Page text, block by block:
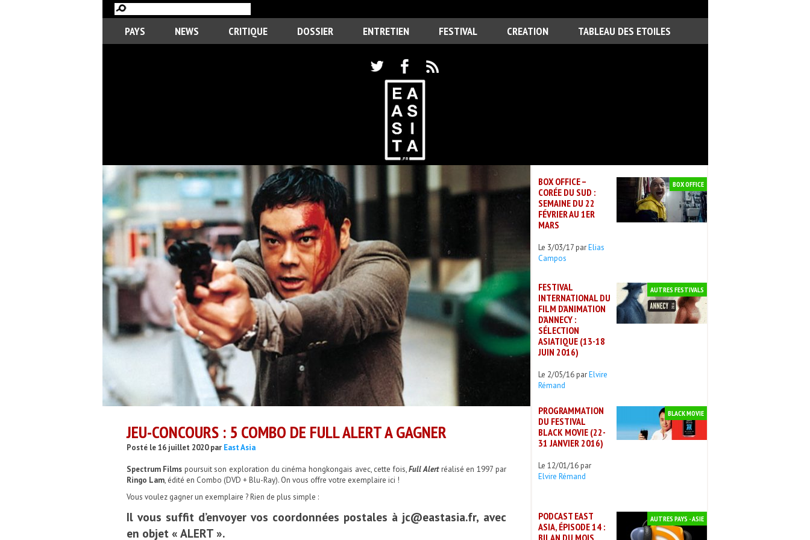
PAYS NEWS CRITIQUE DOSSIER ENTRETIEN FESTIVAL CREATION TABLEAU DES ETOILES
JEU-CONCOURS : 5 COMBO DE FULL ALERT A GAGNER
Posté le 16 juillet 2020 par East Asia
Spectrum Films poursuit son exploration du cinéma hongkongais avec, cette fois,Full Alertréalisé en 1997 par
Ringo Lam, édité en Combo (DVD + Blu-Ray). On vous offre votre exemplaire ici !
Vous voulez gagner un exemplaire ? Rien de plus simple :
Il vous suffit d’envoyer vos coordonnées postales à jc@eastasia.fr, avec
en objet « ALERT ».
BOX OFFICE –
CORÉE DU SUD :
SEMAINE DU 22
FÉVRIER AU 1ER
MARS
Le 3/03/17 parElias
Campos
BOX OFFICE
FESTIVAL
INTERNATIONAL DU
FILM D’ANIMATION
D’ANNECY :
SÉLECTION
ASIATIQUE (13-18
JUIN 2016)
Le 2/05/16 parElvire
Rémand
AUTRES FESTIVALS
PROGRAMMATION
DU FESTIVAL
BLACK MOVIE (22-
31 JANVIER 2016)
Le 12/01/16 par
Elvire Rémand
BLACK MOVIE
PODCAST EAST
ASIA, ÉPISODE 14 :
BILAN DU MOIS
AUTRES PAYS - ASIE